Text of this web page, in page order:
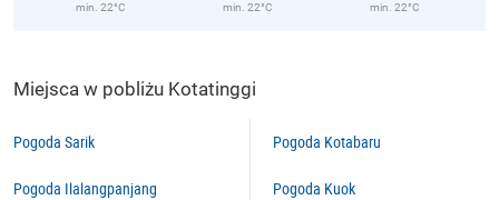
min. 22°C
min. 22°C
min. 22°C
Miejsca w pobliżu Kotatinggi
Pogoda Sarik
Pogoda Ilalangpanjang
Pogoda Kotabaru
Pogoda Kuok